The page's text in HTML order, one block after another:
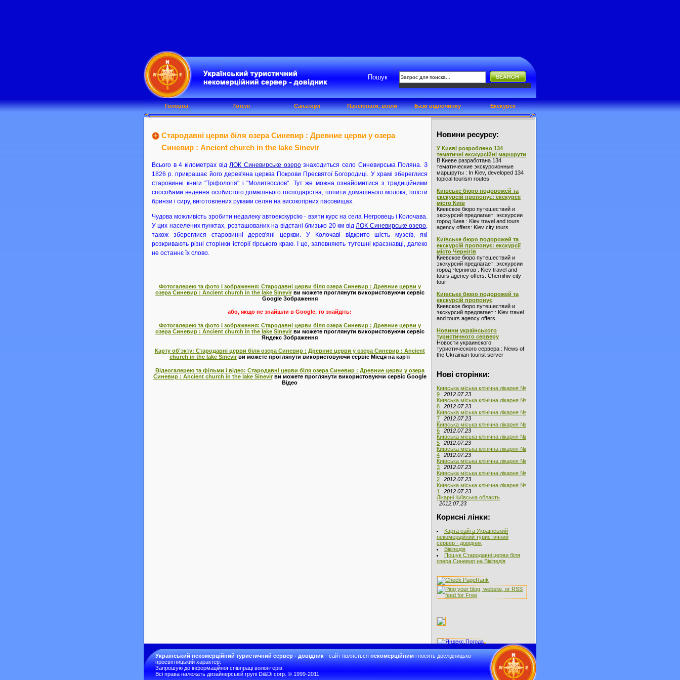
Новини ресурсу:
У Києві розроблено 134
тематичні екскурсійні маршрути
В Киеве разработана 134
тематические экскурсионные
маршруты : In Kiev, developed 134
topical tourism routes
Київське бюро подорожей та
екскурсій пропонує: екскурсії
місто Київ
Киевское бюро путешествий и
экскурсий предлагает: экскурсии
город Киев : Kiev travel and tours
agency offers: Kiev city tours
Київське бюро подорожей та
екскурсій пропонує: екскурсії
місто Чернігів
Киевское бюро путешествий и
экскурсий предлагает: экскурсии
город Чернигов : Kiev travel and
tours agency offers: Chernihiv city
tour
Київське бюро подорожей та
екскурсій пропонує
Киевское бюро путешествий и
экскурсий предлагает : Kiev travel
and tours agency offers
Новини українського
туристичного серверу
Новости украинского
туристического сервера : News of
the Ukrainian tourist server
Нові сторінки:
Київська міська клінічна лікарня №
9
2012.07.23
Київська міська клінічна лікарня №
8
2012.07.23
Київська міська клінічна лікарня №
7
2012.07.23
Київська міська клінічна лікарня №
6
2012.07.23
Київська міська клінічна лікарня №
5
2012.07.23
Київська міська клінічна лікарня №
4
2012.07.23
Київська міська клінічна лікарня №
3
2012.07.23
Київська міська клінічна лікарня №
2
2012.07.23
Київська міська клінічна лікарня №
1
2012.07.23
Лікарні Київська область
2012.07.23
Корисні лінки:
Карта сайта Український
некомерційний туристичний
сервер - довідник
Вікіпедія
Пошук Стародавні церви біля
озера Синевир на Вікіпедія
Стародавні церви біля озера Синевир : Древние церви у озера
Синевир : Ancient church in the lake Sinevir
Всього в 4 кілометрах відЛОК Синевирське озерознаходиться село Синевирська Поляна. З
1826 р. прикрашає його дерев'яна церква Покрови Пресвятої Богородиці. У храмі збереглися
старовинні книги "Тріфологія" і "Молитвослов". Тут же можна ознайомитися з традиційними
способами ведення особистого домашнього господарства, попити домашнього молока, поїсти
бринзи і сиру, виготовлених руками селян на високогірних пасовищах.
Чудова можливість зробити недалеку автоекскурсію - взяти курс на села Негровець і Колочава.
У цих населених пунктах, розташованих на відстані близько 20 км відЛОК Синевирське озеро,
також збереглися старовинні дерев'яні церкви. У Колочаві відкрито шість музеїв, які
розкривають різні сторінки історії гірського краю. І це, запевняють тутешні краєзнавці, далеко
не останнє їх слово.
Фотогалерею та фото і зображення: Стародавні церви біля озера Синевир : Древние церви у
озера Синевир : Ancient church in the lake Sinevirви можете проглянути використовуючи сервіс
Google Зображення
або, якщо не знайшли в Google, то знайдіть:
Фотогалерею та фото і зображення: Стародавні церви біля озера Синевир : Древние церви у
озера Синевир : Ancient church in the lake Sinevirви можете проглянути використовуючи сервіс
Яндекс Зображення
Карту об'экту: Стародавні церви біля озера Синевир : Древние церви у озера Синевир : Ancient
church in the lake Sinevirви можете проглянути використовуючи сервіс Місця на карті
Відеогалерею та фільми і відео: Стародавні церви біля озера Синевир : Древние церви у озера
Синевир : Ancient church in the lake Sinevirви можете проглянути використовуючи сервіс Google
Відео
Пошук
Головна Готелі Санаторії Пансіонати, вілли Бази відпочинку Екскурсії
Український некомерційний туристичний сервер - довідник- сайт являєтьсянекомерційнимі носить дослідницько-
просвітницький характер.
Запрошую до інформаційної співпраці волонтерів.
Всі права належать дизайнерській групі Di&Di corp. © 1999-2011